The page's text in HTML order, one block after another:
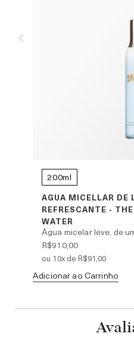
200ml
AGUA MICELLAR DE
REFRESCANTE -
WATER
Água micelar leve, de
R$910,00
ou 10x de R$91,00
Adicionar ao Carrinho